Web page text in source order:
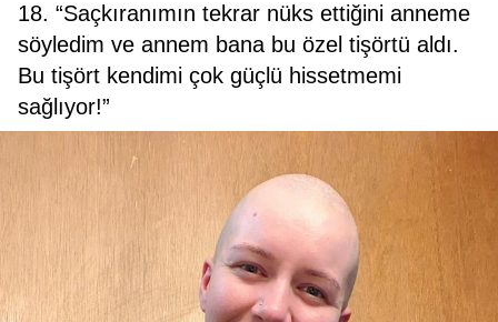
18. “Saçkıranımın tekrar nüks ettiğini anneme
söyledim ve annem bana bu özel tişörtü aldı.
Bu tişört kendimi çok güçlü hissetmemi
sağlıyor!”